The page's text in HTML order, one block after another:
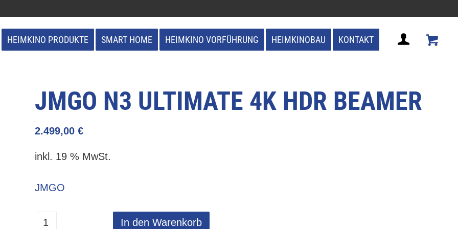
HEIMKINO PRODUKTE SMART HOME HEIMKINO VORFÜHRUNG HEIMKINOBAU KONTAKT
JMGO N3 ULTIMATE 4K HDR BEAMER
2.499,00€
inkl. 19 % MwSt.
JMGO
In den Warenkorb